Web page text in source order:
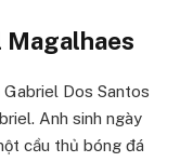
Magalhaes
Dos Santos
Anh sinh ngày
cầu thủ bóng đá